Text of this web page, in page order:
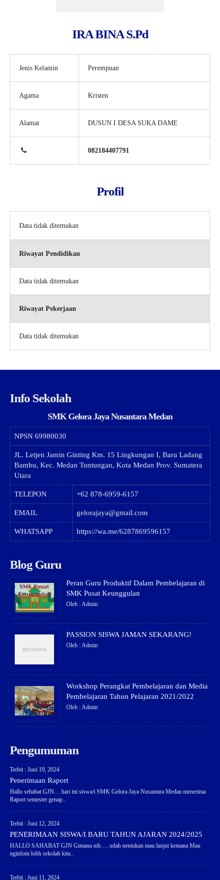
IRA BINA S.Pd
Jenis Kelamin Perempuan
Agama Kristen
Alamat DUSUN I DESA SUKA DAME
082184407791
Profil
Data tidak ditemukan
Riwayat Pendidikan
Data tidak ditemukan
Riwayat Pekerjaan
Data tidak ditemukan
Info Sekolah
SMK Gelora Jaya Nusantara Medan
NPSN 69980030
JL. Letjen Jamin Ginting Km. 15 Lingkungan I, Baru Ladang
Bambu, Kec. Medan Tuntungan, Kota Medan Prov. Sumatera
Utara
TELEPON +62 878-6959-6157
EMAIL gelorajaya@gmail.com
WHATSAPP https://wa.me/6287869596157
Blog Guru
Peran Guru Produktif Dalam Pembelajaran di
SMK Pusat Keunggulan
Oleh : Admin
PASSION SISWA JAMAN SEKARANG!
Oleh : Admin
Workshop Perangkat Pembelajaran dan Media
Pembelajaran Tahun Pelajaran 2021/2022
Oleh : Admin
Pengumuman
Terbit : Juni 19, 2024
Penerimaan Raport
Hallo sehabat GJN… hari ini siswa/i SMK Gelora Jaya Nusantara Medan menerima
Raport semester genap..
Terbit : Juni 12, 2024
PENERIMAAN SISWA/I BARU TAHUN AJARAN 2024/2025
HALLO SAHABAT GJN Gimana nih…. udah nentukan mau lanjut kemana Mau
nginfoin lohh sekolah kita..
Terbit : Juni 11, 2024